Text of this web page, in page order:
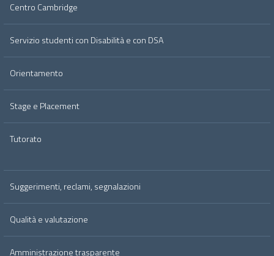
Centro Cambridge
Servizio studenti con Disabilità e con DSA
Orientamento
Stage e Placement
Tutorato
Suggerimenti, reclami, segnalazioni
Qualità e valutazione
Amministrazione trasparente